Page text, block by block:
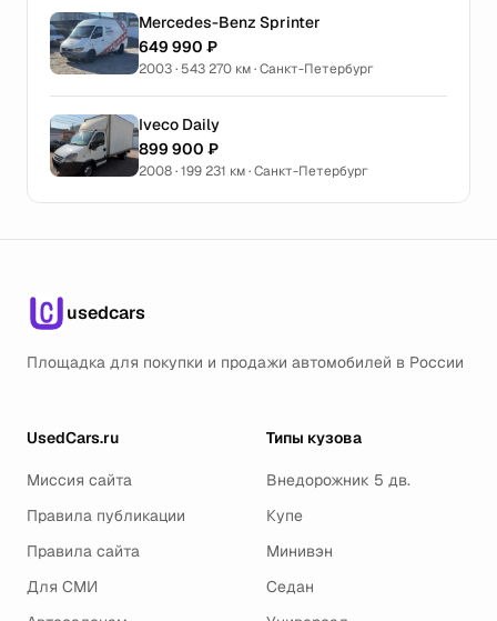
Mercedes-Benz Sprinter
649 990 ₽
2003 · 543 270 км · Санкт-Петербург
Iveco Daily
899 900 ₽
2008 · 199 231 км · Санкт-Петербург
usedcars
Площадка для покупки и продажи автомобилей в России
UsedCars.ru
Миссия сайта
Правила публикации
Правила сайта
Для СМИ
Типы кузова
Внедорожник 5 дв.
Купе
Минивэн
Седан